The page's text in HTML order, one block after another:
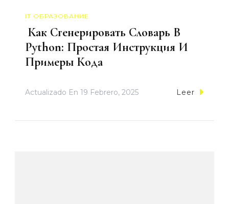
IT ОБРАЗОВАНИЕ
️ Как Сгенерировать Словарь В
Python: Простая Инструкция И
Примеры Кода
Actualizado En 19 Febrero, 2025 Leer